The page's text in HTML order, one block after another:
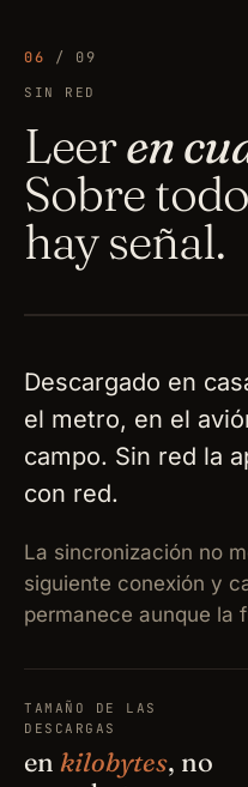
06 / 09
SIN RED
Leeren
Sobre
hay señal.
Descargado en
el metro, en el
campo. Sin red la
con red.
La sincronización no
siguiente conexión y
permanece aunque la
TAMAÑO DE LAS
DESCARGAS
en kilobytes, no